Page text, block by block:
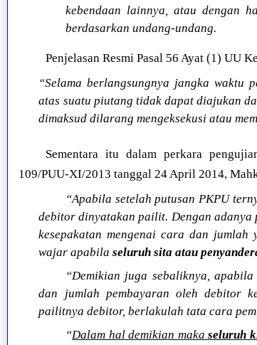
kebendaan lainnya, atau dengan
berdasarkan undang-undang.
Penjelasan Resmi Pasal 56 Ayat (1) UU
“Selama berlangsungnya jangka waktu
atas suatu piutang tidak dapat diajukan
dimaksud dilarang mengeksekusi atau
Sementara itu dalam perkara
109/PUU-XI/2013 tanggal 24 April 2014,
“Apabila setelah putusan PKPU
debitor dinyatakan pailit. Dengan
kesepakatan mengenai cara dan
wajar apabilaseluruh sita atau
“Demikian juga sebaliknya,
dan jumlah pembayaran oleh debitor
pailitnya debitor, berlakulah tata cara
“Dalam hal demikian makaseluruh